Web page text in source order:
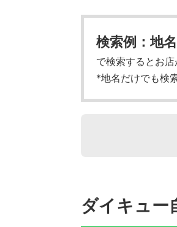
検索例：地
で検索するとお店
*地名だけでも検
ダイキュー